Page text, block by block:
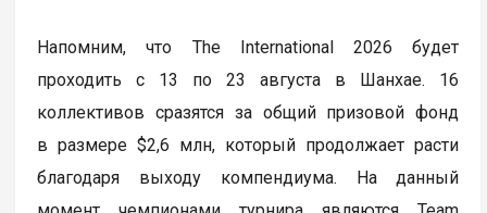
Напомним, что The International 2026 будет
проходить с 13 по 23 августа в Шанхае. 16
коллективов сразятся за общий призовой фонд
в размере $2,6 млн, который продолжает расти
благодаря выходу компендиума. На данный